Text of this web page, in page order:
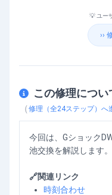
Gショック
💡 ユー
››
この修理につい
（修理（全24ステップ）へ
今回は、Gショック
池交換を解説します。
🔗関連リンク
時刻合わせ